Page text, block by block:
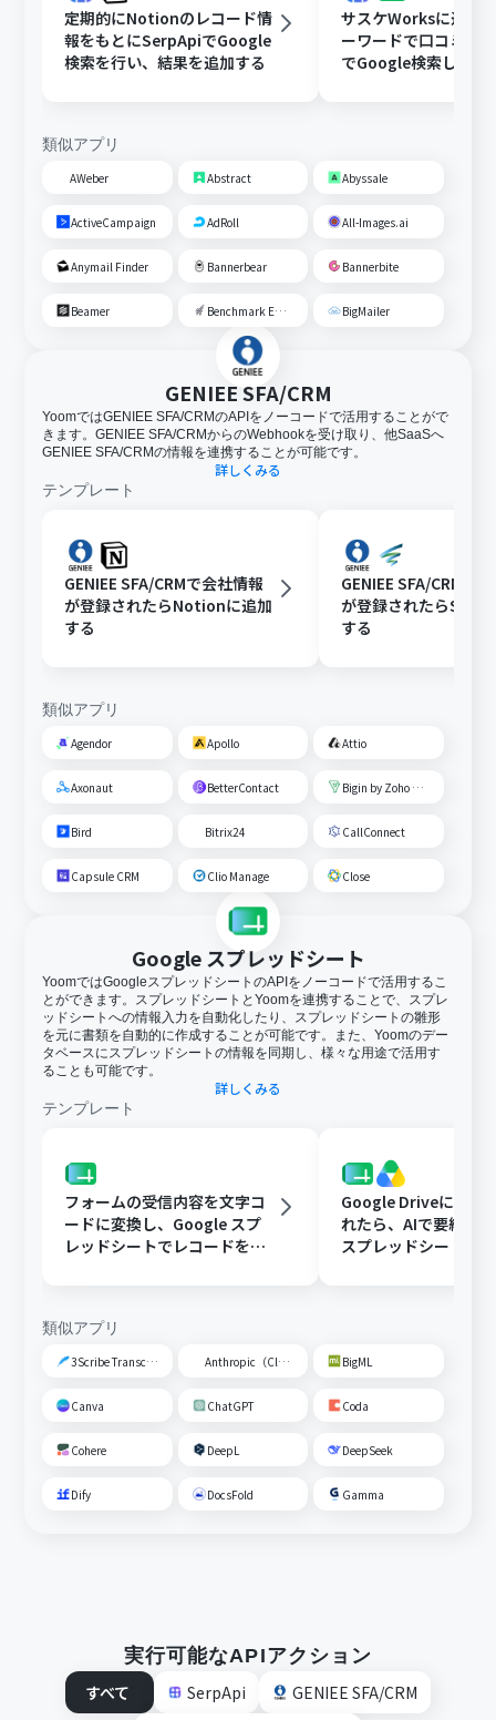
定期的にNotionのレコード情
報をもとにSerpApiでGoogle
検索を行い、結果を追加する
サスケWorksに追加
ーワードで口コミを
でGoogle検索し、結
類似アプリ
AWeber Abstract Abyssale
ActiveCampaign AdRoll All-Images.ai
Anymail Finder Bannerbear Bannerbite
Beamer Benchmark Email BigMailer
GENIEE SFA/CRM
YoomではGENIEE SFA/CRMのAPIをノーコードで活用することがで
きます。GENIEE SFA/CRMからのWebhookを受け取り、他SaaSへ
GENIEE SFA/CRMの情報を連携することが可能です。
詳しくみる
テンプレート
GENIEE SFA/CRMで会社情報
が登録されたらNotionに追加
する
GENIEE SFA/CRMで
が登録されたら
する
類似アプリ
Agendor Apollo Attio
Axonaut BetterContact Bigin by Zoho CRM
Bird Bitrix24 CallConnect
Capsule CRM Clio Manage Close
Google スプレッドシート
YoomではGoogleスプレッドシートのAPIをノーコードで活用するこ
とができます。スプレッドシートとYoomを連携することで、スプレ
ッドシートへの情報入力を自動化したり、スプレッドシートの雛形
を元に書類を自動的に作成することが可能です。また、Yoomのデー
タベースにスプレッドシートの情報を同期し、様々な用途で活用す
ることも可能です。
詳しくみる
テンプレート
フォームの受信内容を文字コ
ードに変換し、Google スプ
レッドシートでレコードを追
Google Driveに文書
れたら、AIで要約し
スプレッドシートの
類似アプリ
3Scribe Transcription Anthropic（Claude） BigML
Canva ChatGPT Coda
Cohere DeepL DeepSeek
Dify DocsFold Gamma
実行可能なAPIアクション
すべて
SerpApi
GENIEE SFA/CRM